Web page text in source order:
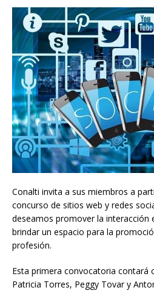
Conalti invita a sus miembros a
concurso de sitios web y redes
deseamos promover la interacción
brindar un espacio para la
profesión.
Esta primera convocatoria contará
Patricia Torres, Peggy Tovar y